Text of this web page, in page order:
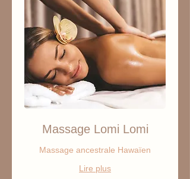
Massage Lomi Lomi
Massage ancestrale Hawaïen
Lire plus